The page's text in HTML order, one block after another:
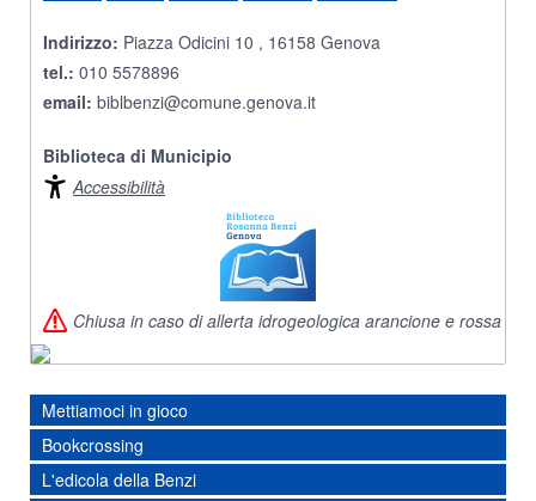
Indirizzo: Piazza Odicini 10 , 16158 Genova
tel.: 010 5578896
email: biblbenzi@comune.genova.it
Biblioteca di Municipio
Accessibilità
Chiusa in caso di allerta idrogeologica arancione e rossa
Mettiamoci in gioco
Bookcrossing
L'edicola della Benzi